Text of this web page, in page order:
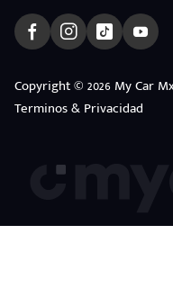
Copyright © 2026 My Car
Terminos & Privacidad